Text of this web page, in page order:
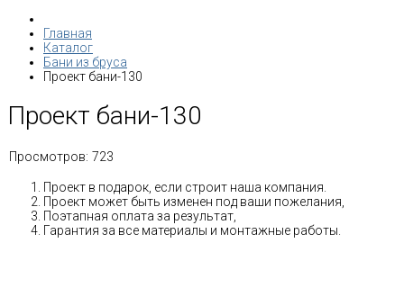
Главная
Каталог
Бани из бруса
Проект бани-130
Проект бани-130
Просмотров: 723
Проект в подарок, если строит наша компания.
Проект может быть изменен под ваши пожелания,
Поэтапная оплата за результат,
Гарантия за все материалы и монтажные работы.